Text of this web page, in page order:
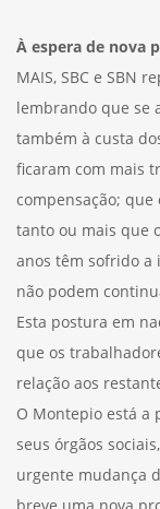
À espera de nova
MAIS, SBC e SBN
lembrando que se
também à custa
ficaram com mais
compensação;
tanto ou mais que
anos têm sofrido
não podem
Esta postura em
que os
relação aos
O Montepio está a
seus órgãos
urgente mudança